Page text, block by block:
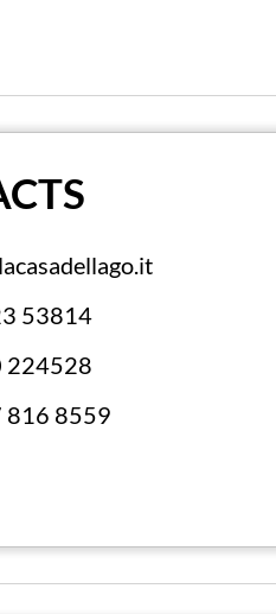
visites guidées et des
d'âge et par
analysés (avec les
et les ateliers éducatifs
53814
224528
816 8559